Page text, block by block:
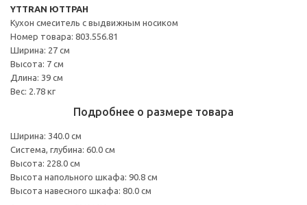
YTTRAN ЮТТРАН
Кухон смеситель с выдвижным носиком
Номер товара: 803.556.81
Ширина: 27 см
Высота: 7 см
Длина: 39 см
Вес: 2.78 кг
Подробнее о размере товара
Ширина: 340.0 см
Система, глубина: 60.0 см
Высота: 228.0 см
Высота напольного шкафа: 90.8 см
Высота навесного шкафа: 80.0 см